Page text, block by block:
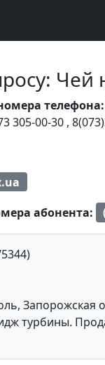
телефона:
305-00-30 ,
абонента:
Запорожская
турбины.